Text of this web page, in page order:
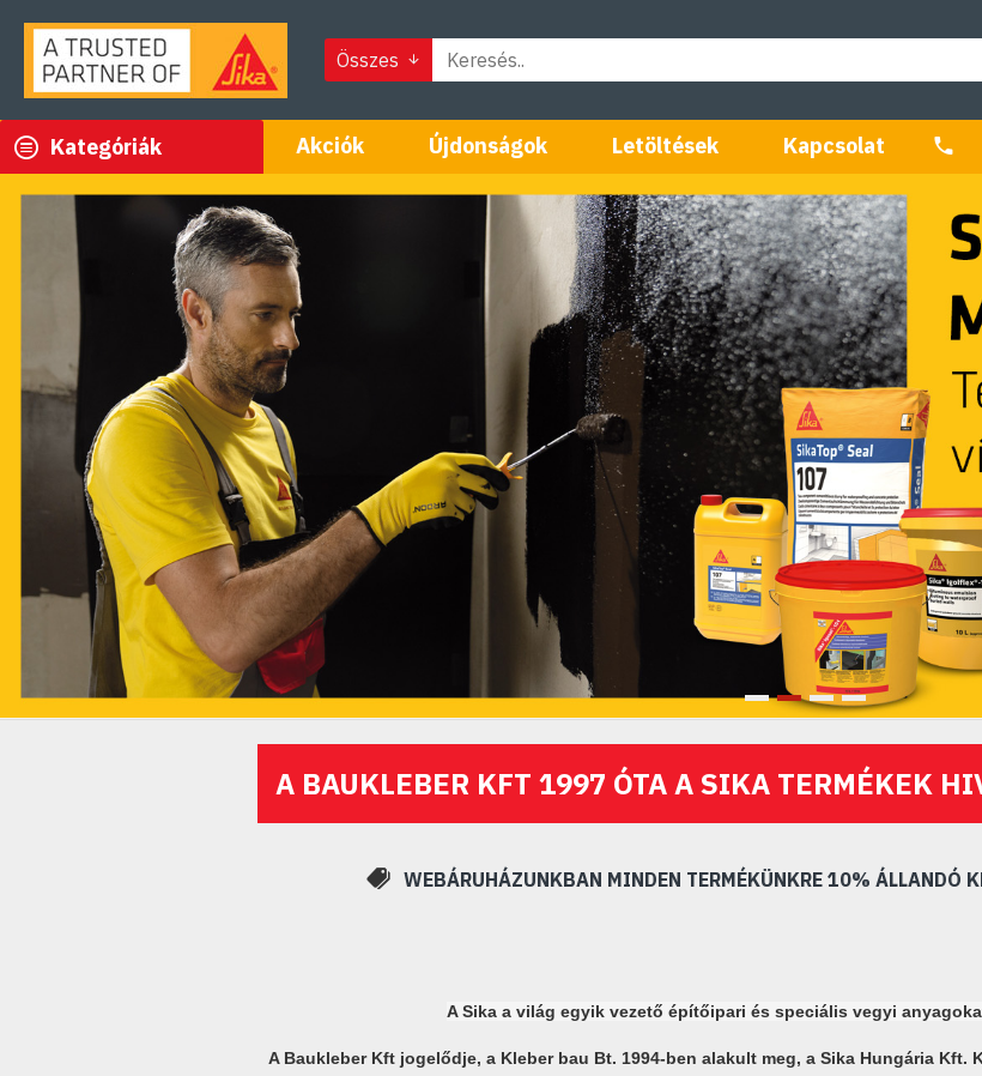
Összes
Kategóriák Akciók Újdonságok Letöltések Kapcsolat
A BAUKLEBER KFT 1997 ÓTA A SIKA TERMÉKEK
WEBÁRUHÁZUNKBAN MINDEN TERMÉKÜNKRE 10% ÁLLANDÓ
A Sika a világ egyik vezető építőipari és speciális vegyi
A Baukleber Kft jogelődje, a Kleber bau Bt. 1994-ben alakult meg, a Sika Hungária